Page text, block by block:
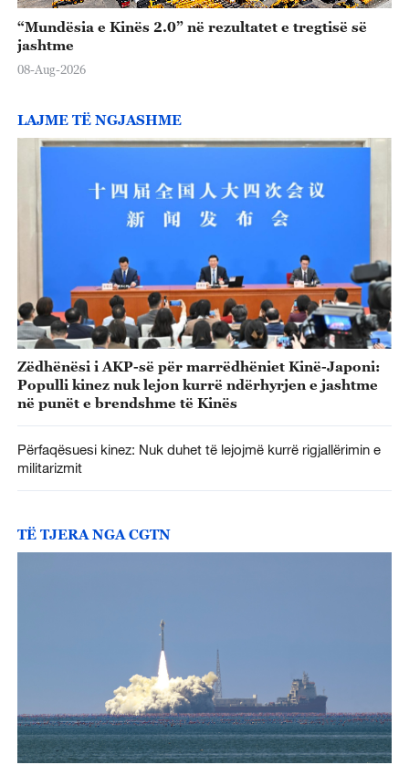
“Mundësia e Kinës 2.0” në rezultatet e tregtisë së
jashtme
08-Aug-2026
LAJME TË NGJASHME
Zëdhënësi i AKP-së për marrëdhëniet Kinë-Japoni:
Populli kinez nuk lejon kurrë ndërhyrjen e jashtme
në punët e brendshme të Kinës
Përfaqësuesi kinez: Nuk duhet të lejojmë kurrë rigjallërimin e
militarizmit
TË TJERA NGA CGTN